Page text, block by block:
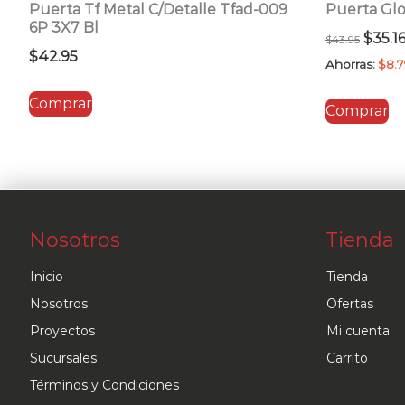
Puerta Tf Metal C/Detalle Tfad-009
6P 3X7 Bl
$42.95
Comprar
Puerta
$43.95 El
era:
$35.16
Ahorras: $
Comprar
Nosotros
Inicio
Nosotros
Proyectos
Sucursales
Términos y Condiciones
Tienda
Tienda
Ofertas
Mi cuenta
Carrito